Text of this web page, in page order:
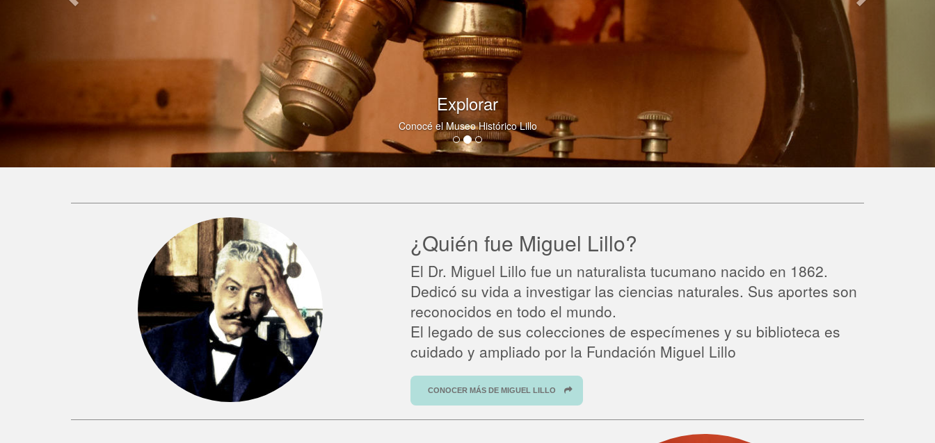
Explorar
Conocé el Museo Histórico Lillo
¿Quién fue Miguel Lillo?
El Dr. Miguel Lillo fue un naturalista tucumano nacido en 1862.
Dedicó su vida a investigar las ciencias naturales. Sus aportes son
reconocidos en todo el mundo.
El legado de sus colecciones de especímenes y su biblioteca es
cuidado y ampliado por la Fundación Miguel Lillo
CONOCER MÁS DE MIGUEL LILLO